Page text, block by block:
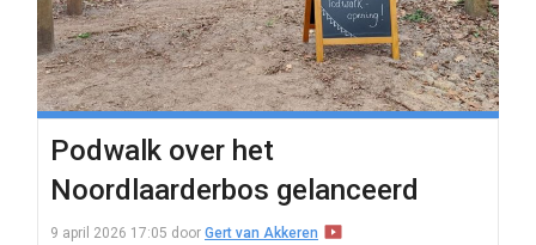
Podwalk over het
Noordlaarderbos gelanceerd
9 april 2026 17:05 door Gert van Akkeren